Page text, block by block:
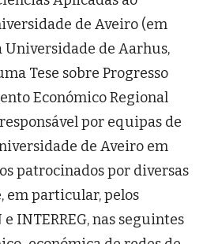
de Aveiro (em
Universidade de Aarhus,
Tese sobre Progresso
Económico Regional
por equipas de
de Aveiro em
patrocinados por diversas
em particular, pelos
INTERREG, nas seguintes